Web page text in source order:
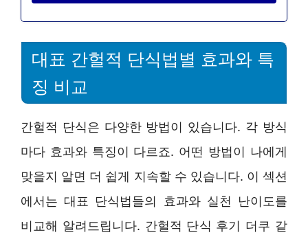
대표 간헐적 단식법별 효과와 특
징 비교
간헐적 단식은 다양한 방법이 있습니다. 각 방식
마다 효과와 특징이 다르죠. 어떤 방법이 나에게
맞을지 알면 더 쉽게 지속할 수 있습니다. 이 섹션
에서는 대표 단식법들의 효과와 실천 난이도를
비교해 알려드립니다. 간헐적 단식 후기 더쿠 같